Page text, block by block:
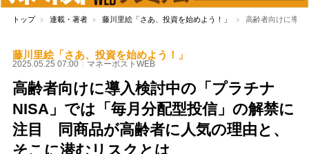
トップ 連載・著者 藤川里絵「さあ、投資を始めよう！」 高齢者向けに導
藤川里絵「さあ、投資を始めよう！」
2025.05.25 07:00 マネーポストWEB
高齢者向けに導入検討中の「プラチナ
NISA」では「毎月分配型投信」の解禁に
注目 同商品が高齢者に人気の理由と、
そこに潜むリスクとは